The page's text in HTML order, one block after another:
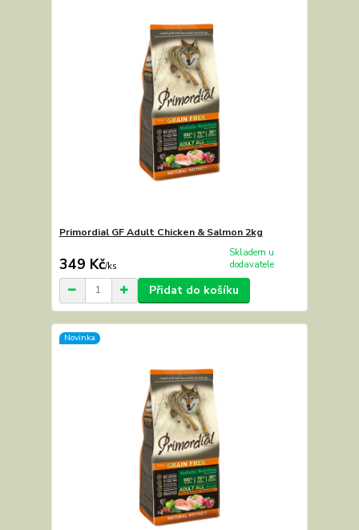
Primordial GF Adult Chicken & Salmon 2kg
349 Kč/ks
Skladem u
dodavatele
Přidat do košíku
Novinka